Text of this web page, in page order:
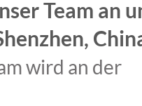
Team an
wird an der